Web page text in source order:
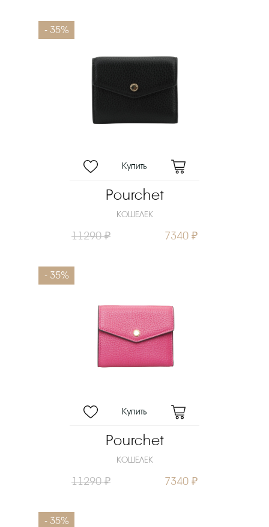
- 35%
Pourchet
КОШЕЛЕК
11290 ₽ 7340 ₽
- 35%
Pourchet
КОШЕЛЕК
11290 ₽ 7340 ₽
- 35%